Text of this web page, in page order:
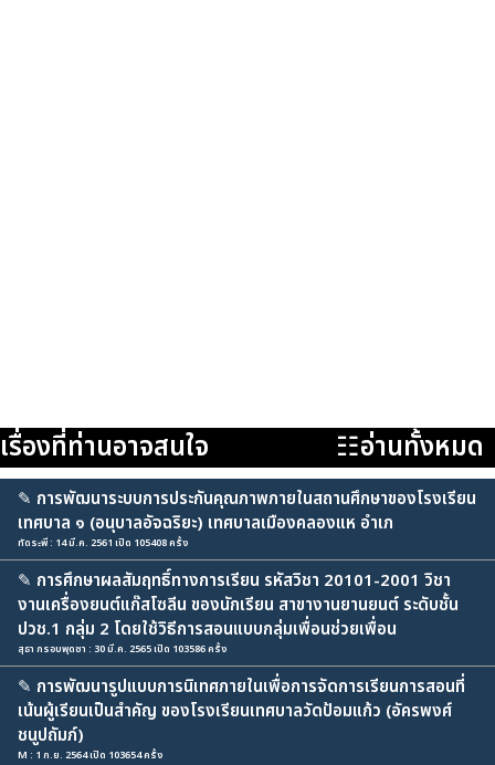
เรื่องที่ท่านอาจสนใจ ☷อ่านทั้งหมด
✎ การพัฒนาระบบการประกันคุณภาพภายในสถานศึกษาของโรงเรียน
เทศบาล ๑ (อนุบาลอัจฉริยะ) เทศบาลเมืองคลองแห อำเภ
ทัดระพี : 14 มี.ค. 2561 เปิด 105408 ครั้ง
✎ การศึกษาผลสัมฤทธิ์ทางการเรียน รหัสวิชา 20101-2001 วิชา
งานเครื่องยนต์แก๊สโซลีน ของนักเรียน สาขางานยานยนต์ ระดับชั้น
ปวช.1 กลุ่ม 2 โดยใช้วิธีการสอนแบบกลุ่มเพื่อนช่วยเพื่อน
สุธา กรอบพุดซา : 30 มี.ค. 2565 เปิด 103586 ครั้ง
✎ การพัฒนารูปแบบการนิเทศภายในเพื่อการจัดการเรียนการสอนที่
เน้นผู้เรียนเป็นสำคัญ ของโรงเรียนเทศบาลวัดป้อมแก้ว (อัครพงศ์
ชนูปถัมภ์)
M : 1 ก.ย. 2564 เปิด 103654 ครั้ง